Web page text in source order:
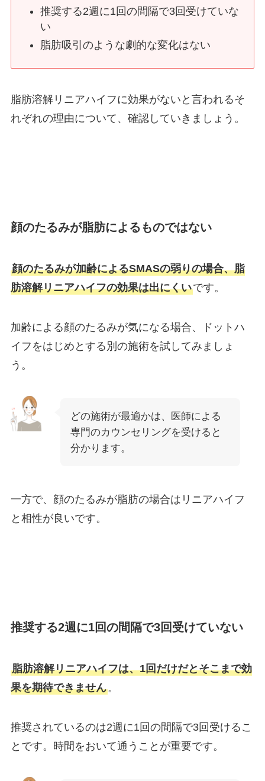
推奨する2週に1回の間隔で3回受けていな
い
脂肪吸引のような劇的な変化はない
脂肪溶解リニアハイフに効果がないと言われるそ
れぞれの理由について、確認していきましょう。
顔のたるみが脂肪によるものではない
顔のたるみが加齢によるSMASの弱りの場合、脂
肪溶解リニアハイフの効果は出にくいです。
加齢による顔のたるみが気になる場合、ドットハ
イフをはじめとする別の施術を試してみましょ
う。
どの施術が最適かは、医師による
専門のカウンセリングを受けると
分かります。
一方で、顔のたるみが脂肪の場合はリニアハイフ
と相性が良いです。
推奨する2週に1回の間隔で3回受けていない
脂肪溶解リニアハイフは、1回だけだとそこまで効
果を期待できません。
推奨されているのは2週に1回の間隔で3回受けるこ
とです。時間をおいて通うことが重要です。